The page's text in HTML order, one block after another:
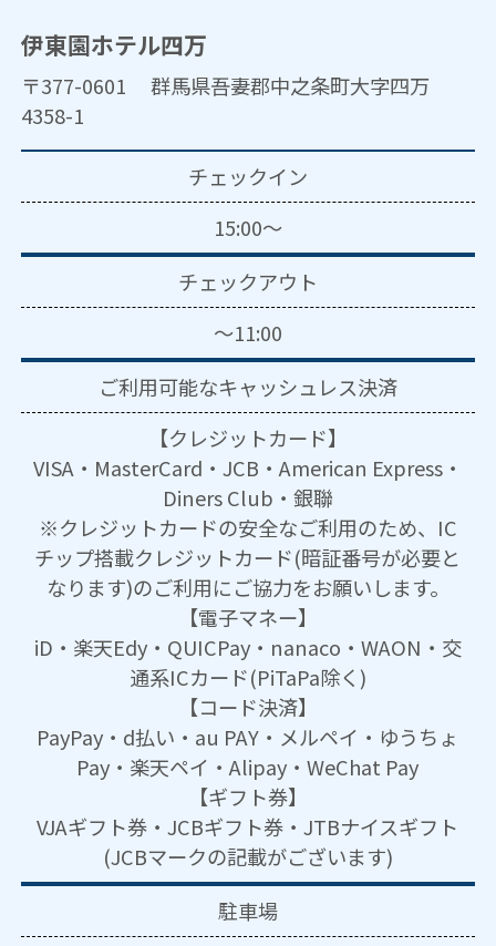
伊東園ホテル四万
〒377-0601 群馬県吾妻郡中之条町大字四万
4358-1
チェックイン
15:00～
チェックアウト
～11:00
ご利用可能なキャッシュレス決済
【クレジットカード】
VISA・MasterCard・JCB・American Express・
Diners Club・銀聯
※クレジットカードの安全なご利用のため、IC
チップ搭載クレジットカード(暗証番号が必要と
なります)のご利用にご協力をお願いします。
【電子マネー】
iD・楽天Edy・QUICPay・nanaco・WAON・交
通系ICカード(PiTaPa除く)
【コード決済】
PayPay・d払い・au PAY・メルペイ・ゆうちょ
Pay・楽天ペイ・Alipay・WeChat Pay
【ギフト券】
VJAギフト券・JCBギフト券・JTBナイスギフト
(JCBマークの記載がございます)
駐車場